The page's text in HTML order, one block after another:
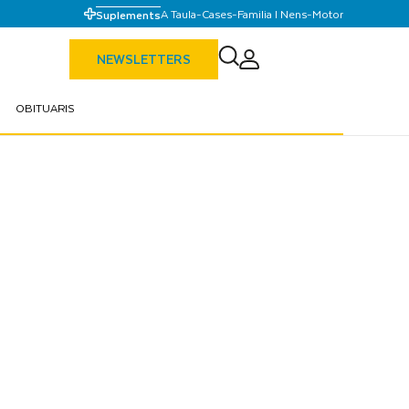
SuplementsA Taula-Cases-Familia I Nens-Motor
NEWSLETTERS
OBITUARIS